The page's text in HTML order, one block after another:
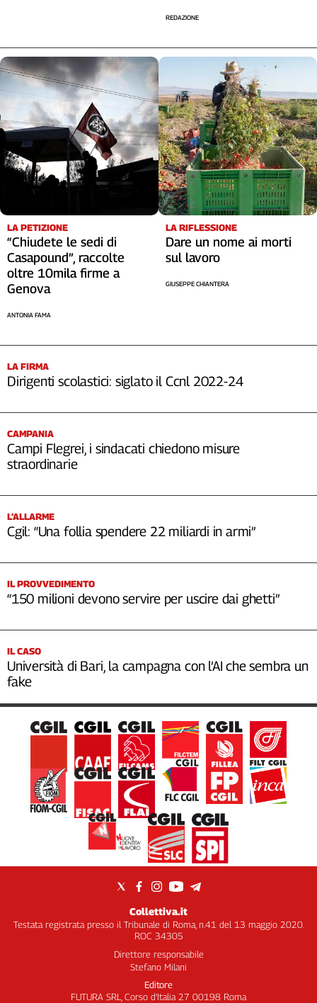
REDAZIONE
LA PETIZIONE
“Chiudete le sedi di
Casapound”, raccolte
oltre 10mila firme a
Genova
ANTONIA FAMA
LA RIFLESSIONE
Dare un nome ai morti
sul lavoro
GIUSEPPE CHIANTERA
LA FIRMA
Dirigenti scolastici: siglato il Ccnl 2022-24
CAMPANIA
Campi Flegrei, i sindacati chiedono misure
straordinarie
L’ALLARME
Cgil: “Una follia spendere 22 miliardi in armi”
IL PROVVEDIMENTO
“150 milioni devono servire per uscire dai ghetti”
IL CASO
Università di Bari, la campagna con l’AI che sembra un
fake
Collettiva.it
Testata registrata presso il Tribunale di Roma, n.41 del 13 maggio 2020.
ROC 34305
Direttore responsabile
Stefano Milani
Editore
FUTURA SRL, Corso d’Italia 27 00198 Roma